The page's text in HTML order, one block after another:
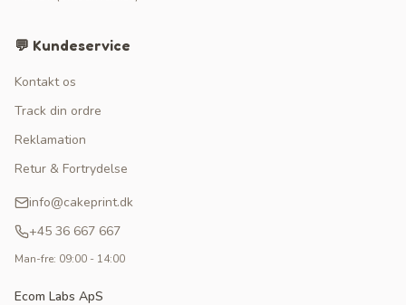
💬 Kundeservice
Kontakt os
Track din ordre
Reklamation
Retur & Fortrydelse
info@cakeprint.dk
+45 36 667 667
Man-fre: 09:00 - 14:00
Ecom Labs ApS